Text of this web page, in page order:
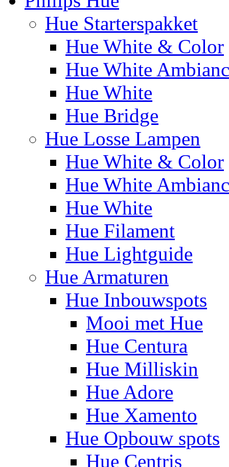
Hue Starterspakket
Hue White & Color
Hue White
Hue White
Hue Bridge
Hue Losse Lampen
Hue White & Color
Hue White
Hue White
Hue Filament
Hue Lightguide
Hue Armaturen
Hue Inbouwspots
Mooi met Hue
Hue Centura
Hue Milliskin
Hue Adore
Hue Xamento
Hue Opbouw spots
Hue Centris